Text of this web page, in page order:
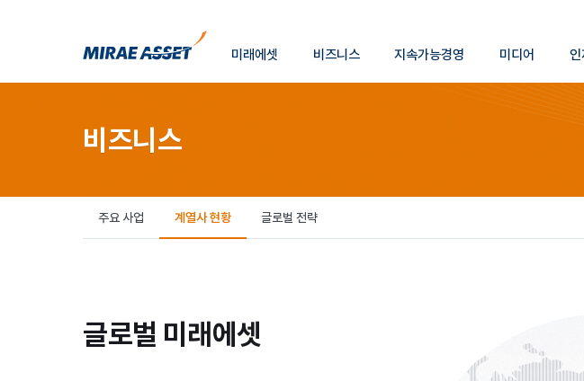
미래에셋 비즈니스 지속가능경영 미디어 인
비즈니스
주요 사업 계열사 현황 글로벌 전략
글로벌 미래에셋